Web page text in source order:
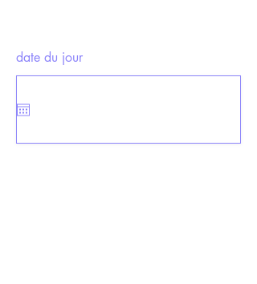
date du jour